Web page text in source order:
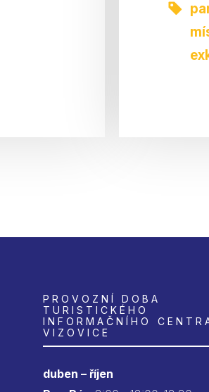
PROVOZNÍ DOBA
TURISTICKÉHO
INFORMAČNÍHO
VIZOVICE
duben – říjen